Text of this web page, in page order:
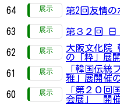
64
第2回友情の
63
第３２回 日
62
大阪文化院
の「粋」展
61
「韓国伝統
雅」展開催
60
「第２０回
会展」 開